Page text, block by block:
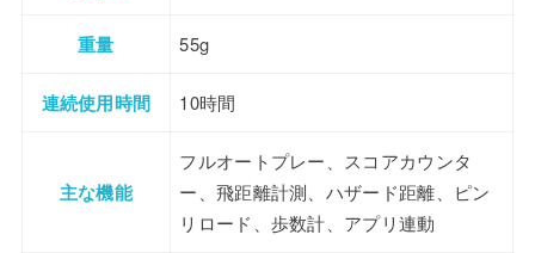
重量 55g
連続使用時間 10時間
主な機能
フルオートプレー、スコアカウンタ
ー、飛距離計測、ハザード距離、ピン
リロード、歩数計、アプリ連動